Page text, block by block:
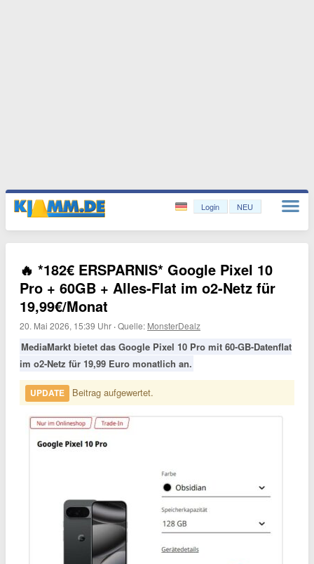
Login NEU
🔥 *182€ ERSPARNIS* Google Pixel 10
Pro + 60GB + Alles-Flat im o2-Netz für
19,99€/Monat
20. Mai 2026, 15:39 Uhr ·Quelle: MonsterDealz
MediaMarkt bietet das Google Pixel 10 Pro mit 60-GB-Datenflat
im o2-Netz für 19,99 Euro monatlich an.
UPDATE Beitrag aufgewertet.